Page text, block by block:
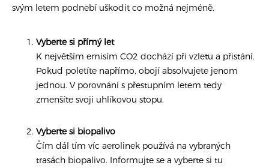
svým letem podnebí uškodit co možná nejméně.
Vyberte si přímý let
K největším emisím CO2 dochází při vzletu a přistání.
Pokud poletíte napřímo, obojí absolvujete jenom
jednou. V porovnání s přestupním letem tedy
zmenšíte svoji uhlíkovou stopu.
Vyberte si biopalivo
Čím dál tím víc aerolinek používá na vybraných
trasách biopalivo. Informujte se a vyberte si tu